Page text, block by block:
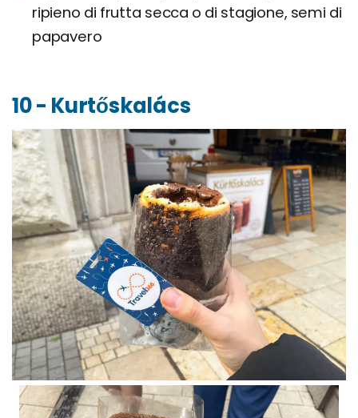
ripieno di frutta secca o di stagione, semi di
papavero
10 - Kurtőskalács